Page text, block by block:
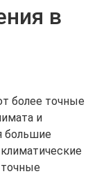
в
более точные
и
большие